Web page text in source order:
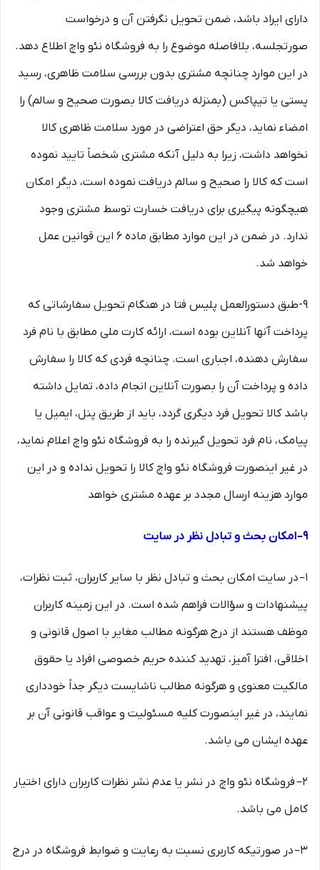
دارای ایراد باشد، ضمن تحویل نگرفتن آن و درخواست
صورتجلسه، بلافاصله موضوع را به فروشگاه نئو واچ اطلاع دهد.
در این موارد چنانچه مشتری بدون بررسی سلامت ظاهری، رسید
پستی یا تیپاکس (بمنزله دریافت کالا بصورت صحیح و سالم) را
امضاء نماید، دیگر حق اعتراضی در مورد سلامت ظاهری کالا
نخواهد داشت، زیرا به دلیل آنکه مشتری شخصاً تایید نموده
است که کالا را صحیح و سالم دریافت نموده است، دیگر امکان
هیچگونه پیگیری برای دریافت خسارت توسط مشتری وجود
ندارد. در ضمن در این موارد مطابق ماده 6 این قوانین عمل
خواهد شد.
9-طبق دستورالعمل پلیس فتا در هنگام تحویل سفارشاتی که
پرداخت آنها آنلاین بوده است، ارائه کارت ملی مطابق با نام فرد
سفارش دهنده، اجباری است. چنانچه فردی که کالا را سفارش
داده و پرداخت آن را بصورت آنلاین انجام داده، تمایل داشته
باشد کالا تحویل فرد دیگری گردد، باید از طریق پنل، ایمیل یا
پیامک، نام فرد تحویل گیرنده را به فروشگاه نئو واچ اعلام نماید،
در غیر اینصورت فروشگاه نئو واچ کالا را تحویل نداده و در این
موارد هزینه ارسال مجدد بر عهده مشتری خواهد
۹– امکان بحث و تبادل نظر در سایت
۱– در سایت امکان بحث و تبادل نظر با سایر کاربران، ثبت نظرات،
پیشنهادات و سؤالات فراهم شده است. در این زمینه کاربران
موظف هستند از درج هرگونه مطالب مغایر با اصول قانونی و
اخلاقی، افترا آمیز، تهدید کننده حریم خصوصی افراد یا حقوق
مالکیت معنوی و هرگونه مطالب ناشایست دیگر جداً خودداری
نمایند، در غیر اینصورت کلیه مسئولیت و عواقب قانونی آن بر
عهده ایشان می باشد.
۲– فروشگاه نئو واچ در نشر یا عدم نشر نظرات کاربران دارای اختیار
کامل می باشد.
۳– در صورتیکه کاربری نسبت به رعایت و ضوابط فروشگاه در درج